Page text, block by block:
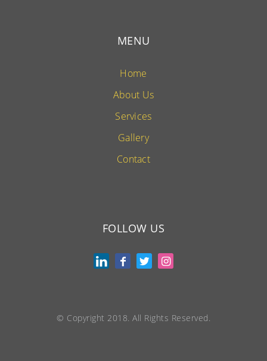
MENU
Home
About Us
Services
Gallery
Contact
FOLLOW US
© Copyright 2018. All Rights Reserved.